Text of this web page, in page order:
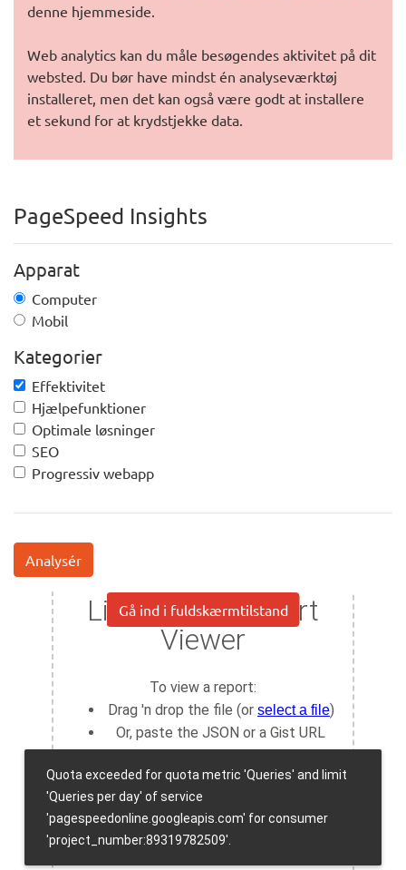
denne hjemmeside.
Web analytics kan du måle besøgendes aktivitet på dit
websted. Du bør have mindst én analyseværktøj
installeret, men det kan også være godt at installere
et sekund for at krydstjekke data.
PageSpeed Insights
Apparat
Computer
Mobil
Kategorier
Effektivitet
Hjælpefunktioner
Optimale løsninger
SEO
Progressiv webapp
Analysér
Gå ind i fuldskærmtilstand